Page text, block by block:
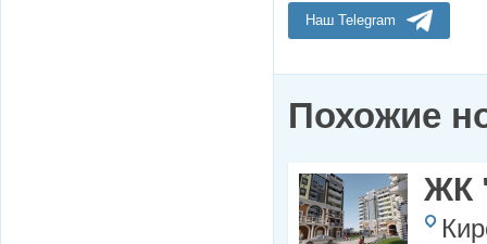
Наш Telegram
Похожие
ЖК